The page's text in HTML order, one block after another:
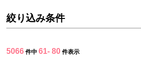
絞り込み条件
5066 件中61- 80 件表示